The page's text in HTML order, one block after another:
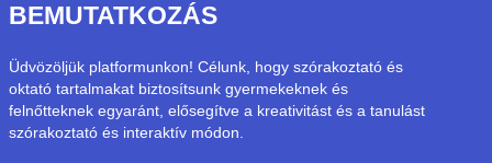
BEMUTATKOZÁS
Üdvözöljük platformunkon! Célunk, hogy szórakoztató és
oktató tartalmakat biztosítsunk gyermekeknek és
felnőtteknek egyaránt, elősegítve a kreativitást és a tanulást
szórakoztató és interaktív módon.